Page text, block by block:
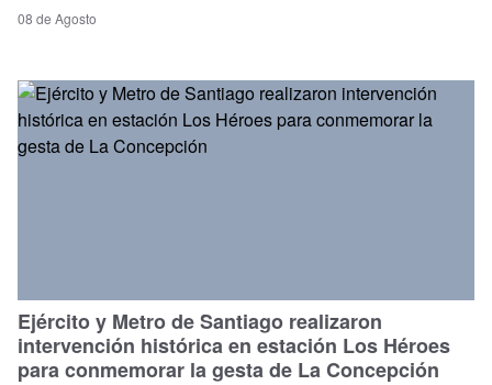
08 de Agosto
Ejército y Metro de Santiago realizaron
intervención histórica en estación Los Héroes
para conmemorar la gesta de La Concepción